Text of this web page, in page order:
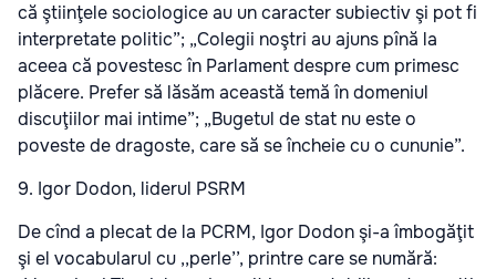
că ştiinţele sociologice au un caracter subiectiv şi pot fi
interpretate politic”; „Colegii noştri au ajuns pînă la
aceea că povestesc în Parlament despre cum primesc
plăcere. Prefer să lăsăm această temă în domeniul
discuţiilor mai intime”; „Bugetul de stat nu este o
poveste de dragoste, care să se încheie cu o cununie”.
9. Igor Dodon, liderul PSRM
De cînd a plecat de la PCRM, Igor Dodon şi-a îmbogăţit
şi el vocabularul cu ,,perle’’, printre care se numără: